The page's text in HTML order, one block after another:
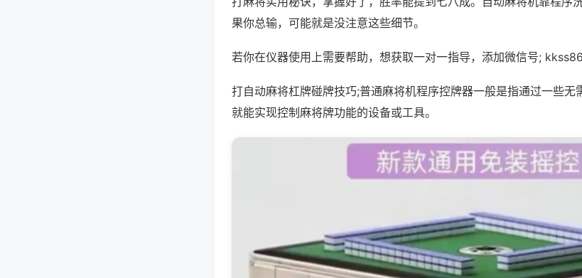
果你总输，可能就是没注意这些细节。
若你在仪器使用上需要帮助，想获取一对一指导，添加微信号;
打自动麻将杠牌碰牌技巧;普通麻将机程序控牌器一般是指通过一些无
就能实现控制麻将牌功能的设备或工具。